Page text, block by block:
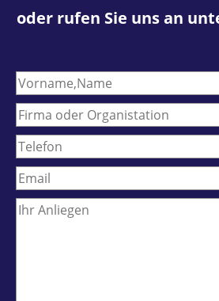
oder rufen Sie uns an